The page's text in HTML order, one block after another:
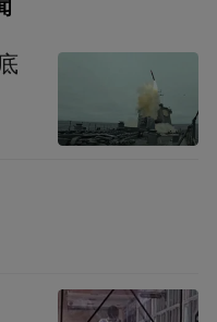
有效激发教师荣
入日常，通过通报
行为等方式，引导